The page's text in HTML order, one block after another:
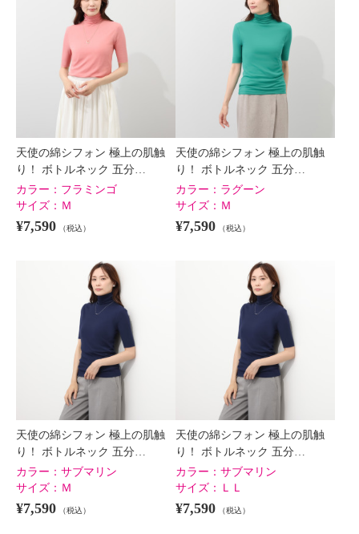
天使の綿シフォン 極上の肌触
り！ ボトルネック 五分…
カラー： フラミンゴ
サイズ： Ｍ
¥7,590 （税込）
天使の綿シフォン 極上の肌触
り！ ボトルネック 五分…
カラー： ラグーン
サイズ： Ｍ
¥7,590 （税込）
天使の綿シフォン 極上の肌触
り！ ボトルネック 五分…
カラー： サブマリン
サイズ： Ｍ
¥7,590 （税込）
天使の綿シフォン 極上の肌触
り！ ボトルネック 五分…
カラー： サブマリン
サイズ：
ＬＬ
¥7,590 （税込）